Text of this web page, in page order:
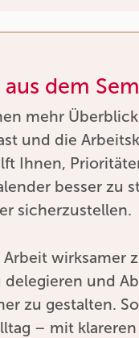
aus dem
mehr
und die
Ihnen,
besser zu
sicherzustellen.
Arbeit wirksamer
delegieren und
zu gestalten.
– mit